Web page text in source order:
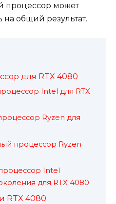
процессор может
общий результат.
для RTX 4080
Intel для RTX
Ryzen для
процессор Ryzen
Intel
для RTX 4080
RTX 4080